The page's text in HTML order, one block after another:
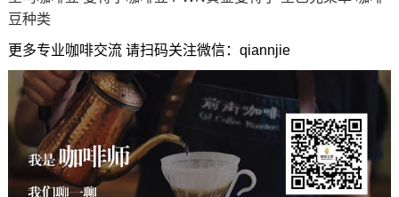
豆种类
更多专业咖啡交流 请扫码关注微信：qiannjie